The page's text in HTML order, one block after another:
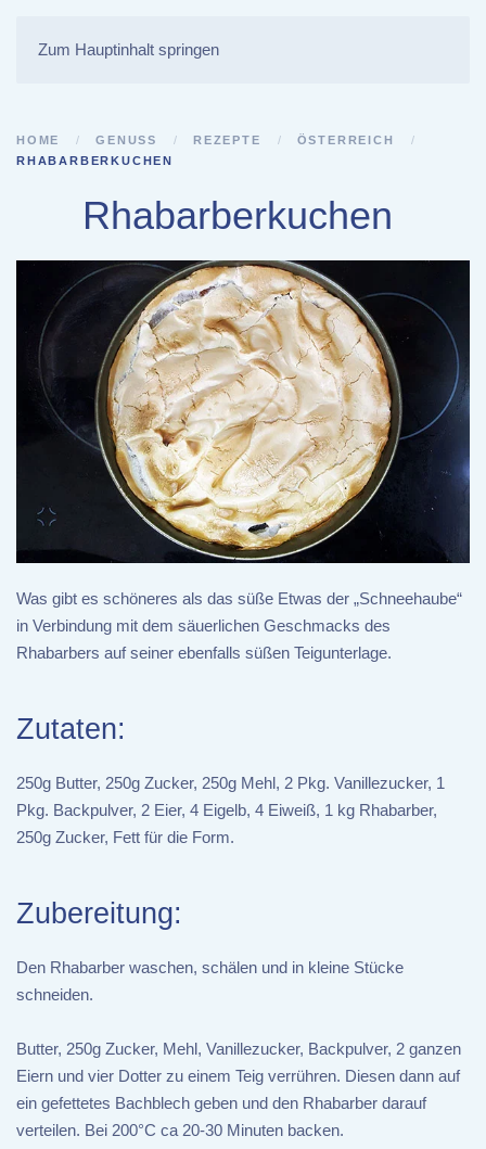
Zum Hauptinhalt springen
HOME GENUSS REZEPTE
ÖSTERREICH
RHABARBERKUCHEN
Rhabarberkuchen
Was gibt es schöneres als das süße Etwas der „Schneehaube“
in Verbindung mit dem säuerlichen Geschmacks des
Rhabarbers auf seiner ebenfalls süßen Teigunterlage.
Zutaten:
250g Butter, 250g Zucker, 250g Mehl, 2 Pkg. Vanillezucker, 1
Pkg. Backpulver, 2 Eier, 4 Eigelb, 4 Eiweiß, 1 kg Rhabarber,
250g Zucker, Fett für die Form.
Zubereitung:
Den Rhabarber waschen, schälen und in kleine Stücke
schneiden.
Butter, 250g Zucker, Mehl, Vanillezucker, Backpulver, 2 ganzen
Eiern und vier Dotter zu einem Teig verrühren. Diesen dann auf
ein gefettetes Bachblech geben und den Rhabarber darauf
verteilen. Bei 200°C ca 20-30 Minuten backen.